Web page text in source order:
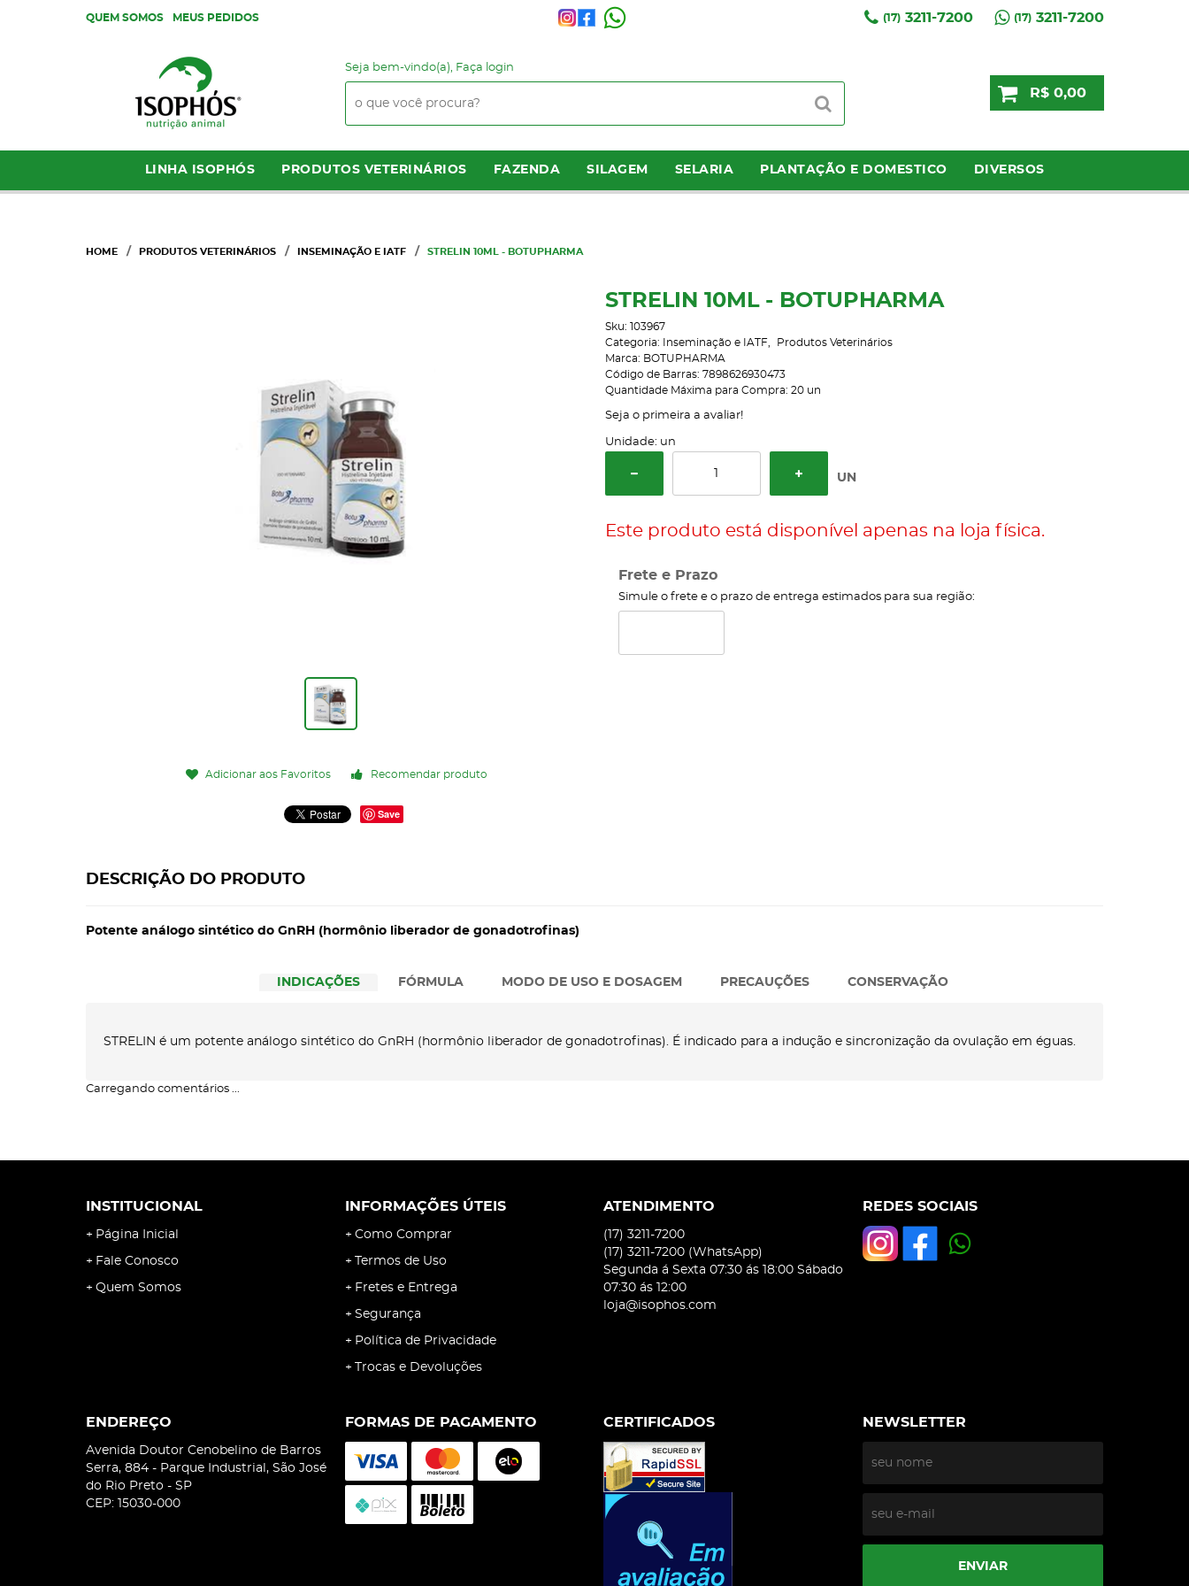
QUEM SOMOS MEUS PEDIDOS (17)3211-7200 (17)3211-7200
Seja bem-vindo(a), Faça login
R$ 0,00
LINHA ISOPHÓS PRODUTOS VETERINÁRIOS FAZENDA SILAGEM SELARIA PLANTAÇÃO E DOMESTICO DIVERSOS
HOME PRODUTOS VETERINÁRIOS INSEMINAÇÃO E IATF STRELIN 10ML - BOTUPHARMA
Adicionar aos Favoritos Recomendar produto
Save
STRELIN 10ML - BOTUPHARMA
Sku: 103967
Categoria:
Inseminação e IATF
Produtos Veterinários
Marca: BOTUPHARMA
Código de Barras: 7898626930473
Quantidade Máxima para Compra: 20 un
Seja o primeira a avaliar!
Unidade: un
UN
Este produto está disponível apenas na loja física.
Frete e Prazo
Simule o frete e o prazo de entrega estimados para sua região:
DESCRIÇÃO DO PRODUTO
Potente análogo sintético do GnRH (hormônio liberador de gonadotrofinas)
INDICAÇÕES FÓRMULA MODO DE USO E DOSAGEM PRECAUÇÕES CONSERVAÇÃO
STRELIN é um potente análogo sintético do GnRH (hormônio liberador de gonadotrofinas). É indicado para a indução e sincronização da ovulação em éguas.
Carregando comentários ...
INSTITUCIONAL
Página Inicial
Fale Conosco
Quem Somos
INFORMAÇÕES ÚTEIS
Como Comprar
Termos de Uso
Fretes e Entrega
Segurança
Política de Privacidade
Trocas e Devoluções
ATENDIMENTO
(17) 3211-7200
(17) 3211-7200 (WhatsApp)
Segunda á Sexta 07:30 ás 18:00 Sábado
07:30 ás 12:00
loja@isophos.com
REDES SOCIAIS
ENDEREÇO
Avenida Doutor Cenobelino de Barros
Serra, 884 - Parque Industrial, São José
do Rio Preto - SP
CEP: 15030-000
FORMAS DE PAGAMENTO CERTIFICADOS NEWSLETTER
ENVIAR